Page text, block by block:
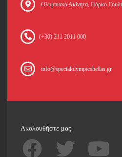
Oλυμπιακά Ακίνητα, Πάρκο
(+30) 211 2011 000
info@specialolympicshellas.gr
Ακολουθήστε μας